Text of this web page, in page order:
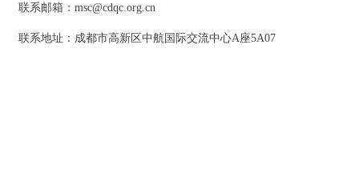
联系邮箱：msc@cdqc.org.cn
联系地址：成都市高新区中航国际交流中心A座5A07